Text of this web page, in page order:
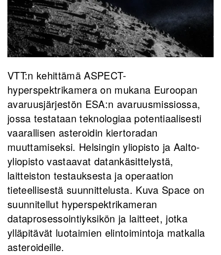
VTT:n kehittämä ASPECT-
hyperspektrikamera on mukana Euroopan
avaruusjärjestön ESA:n avaruusmissiossa,
jossa testataan teknologiaa potentiaalisesti
vaarallisen asteroidin kiertoradan
muuttamiseksi. Helsingin yliopisto ja Aalto-
yliopisto vastaavat datankäsittelystä,
laitteiston testauksesta ja operaation
tieteellisestä suunnittelusta. Kuva Space on
suunnitellut hyperspektrikameran
dataprosessointiyksikön ja laitteet, jotka
ylläpitävät luotaimien elintoimintoja matkalla
asteroideille.